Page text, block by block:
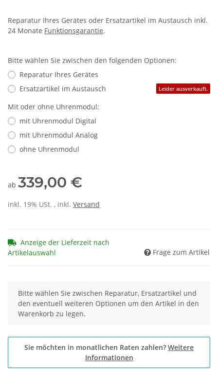
Reparatur Ihres Gerätes oder Ersatzartikel im Austausch inkl.
24 Monate Funktionsgarantie.
Bitte wählen Sie zwischen den folgenden Optionen:
Reparatur Ihres Gerätes
Ersatzartikel im Austausch
Leider ausverkauft.
Mit oder ohne Uhrenmodul:
mit Uhrenmodul Digital
mit Uhrenmodul Analog
ohne Uhrenmodul
ab 339,00 €
inkl. 19% USt. , inkl. Versand
Anzeige der Lieferzeit nach
Artikelauswahl
Frage zum Artikel
x
Bitte wählen Sie zwischen Reparatur, Ersatzartikel und
den eventuell weiteren Optionen um den Artikel in den
Warenkorb zu legen.
Sie möchten in monatlichen Raten zahlen? Weitere
Informationen